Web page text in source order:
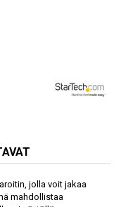
jolla voit jakaa
mahdollistaa